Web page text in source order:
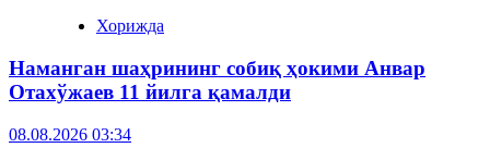
Хорижда
Наманган шаҳрининг собиқ ҳокими Анвар
Отахўжаев 11 йилга қамалди
08.08.2026 03:34